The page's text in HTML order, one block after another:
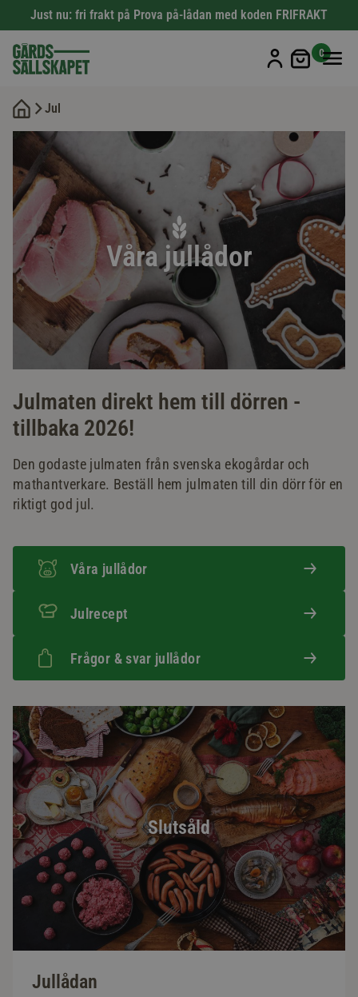
Just nu: fri frakt på Prova på-lådan med koden FRIFRAKT
Min
0
Jul
Våra jullådor
Julmaten direkt hem till dörren -
tillbaka 2026!
Den godaste julmaten från svenska ekogårdar och
mathantverkare. Beställ hem julmaten till din dörr för en
riktigt god jul.
Våra jullådor
Julrecept
Frågor & svar jullådor
Slutsåld
Jullådan